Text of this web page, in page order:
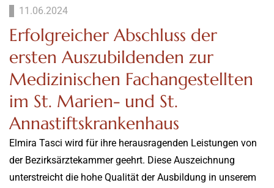
11.06.2024
Erfolgreicher Abschluss der
ersten Auszubildenden zur
Medizinischen Fachangestellten
im St. Marien- und St.
Annastiftskrankenhaus
Elmira Tasci wird für ihre herausragenden Leistungen von
der Bezirksärztekammer geehrt. Diese Auszeichnung
unterstreicht die hohe Qualität der Ausbildung in unserem